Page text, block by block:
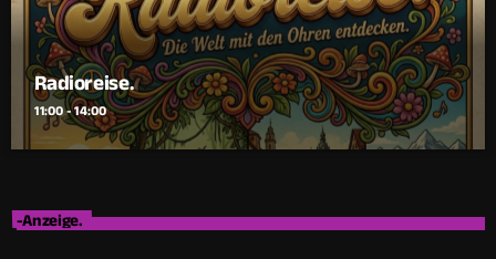
Radioreise.
11:00 - 14:00
-Anzeige.